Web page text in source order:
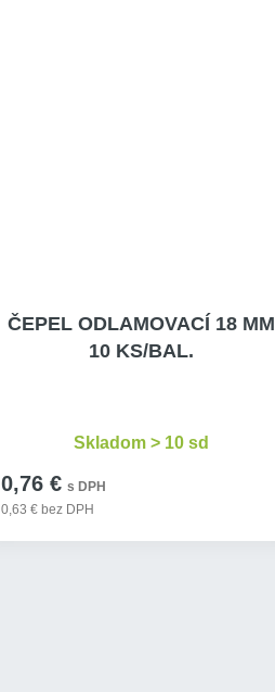
ČEPEL ODLAMOVACÍ 18 MM
10 KS/BAL.
0,76 € s DPH
0,63 € bez DPH
Skladom > 10 sd